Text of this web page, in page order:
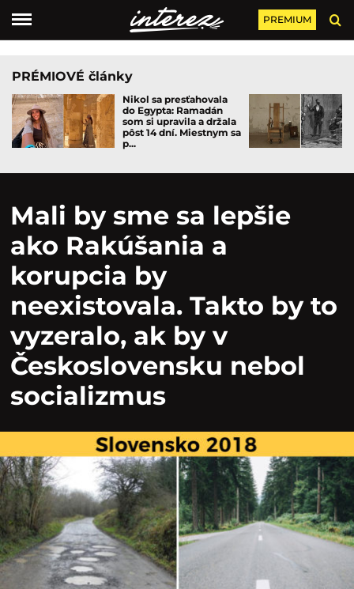
PREMIUM
PRÉMIOVÉ články
Nikol sa presťahovala
do Egypta: Ramadán
som si upravila a držala
pôst 14 dní. Miestnym sa
p...
Mali by sme sa lepšie
ako Rakúšania a
korupcia by
neexistovala. Takto by to
vyzeralo, ak by v
Československu nebol
socializmus